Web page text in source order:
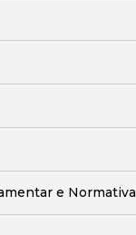
e Normativa